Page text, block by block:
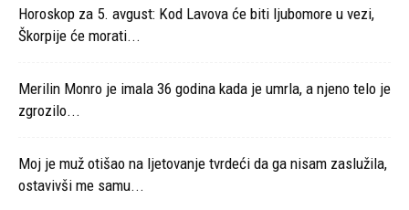
Horoskop za 5. avgust: Kod Lavova će biti ljubomore u vezi,
Škorpije će morati...
Merilin Monro je imala 36 godina kada je umrla, a njeno telo je
zgrozilo...
Moj je muž otišao na ljetovanje tvrdeći da ga nisam zaslužila,
ostavivši me samu...